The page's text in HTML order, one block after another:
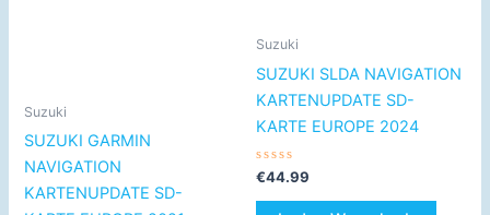
Suzuki
SUZUKI GARMIN
NAVIGATION
KARTENUPDATE SD-
Suzuki
SUZUKI SLDA NAVIGATION
KARTENUPDATE SD-
KARTE EUROPE 2024
Bewertet
mit
0
€44.99